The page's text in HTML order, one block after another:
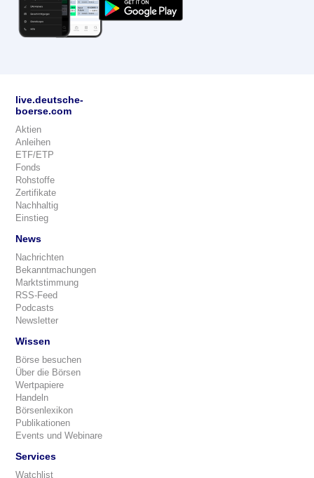
live.deutsche-
boerse.com
Aktien
Anleihen
ETF/ETP
Fonds
Rohstoffe
Zertifikate
Nachhaltig
Einstieg
News
Nachrichten
Bekanntmachungen
Marktstimmung
RSS-Feed
Podcasts
Newsletter
Wissen
Börse besuchen
Über die Börsen
Wertpapiere
Handeln
Börsenlexikon
Publikationen
Events und Webinare
Services
Watchlist